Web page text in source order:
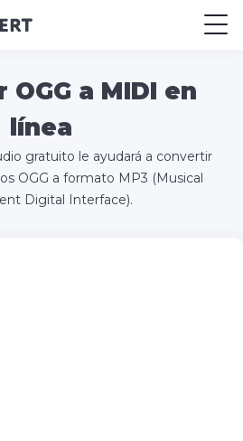
a MIDI en
línea
gratuito le ayudará a convertir
OGG a formato MP3 (Musical
Digital Interface).